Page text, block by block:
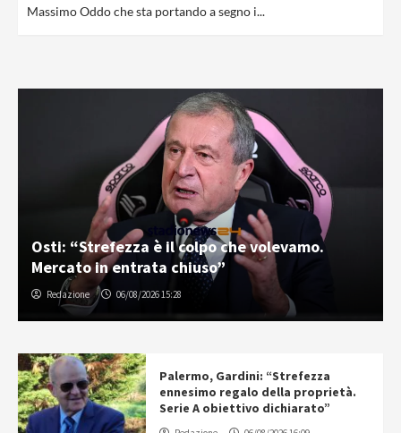
Massimo Oddo che sta portando a segno i...
Osti: “Strefezza è il colpo che volevamo.
Mercato in entrata chiuso”
Redazione 06/08/2026 15:28
Palermo, Gardini: “Strefezza
ennesimo regalo della proprietà.
Serie A obiettivo dichiarato”